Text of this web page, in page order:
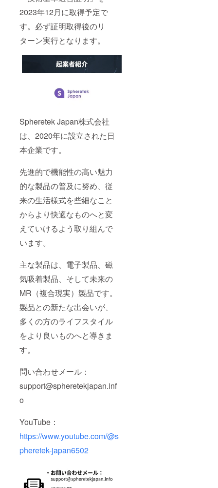
2023年12月に取得予定で
す。必ず証明取得後のリ
ターン実行となります。
Spheretek Japan株式会社
は、2020年に設立された日
本企業です。
先進的で機能性の高い魅力
的な製品の普及に努め、従
来の生活様式を些細なこと
からより快適なものへと変
えていけるよう取り組んで
います。
主な製品は、電子製品、磁
気吸着製品、そして未来の
MR（複合現実）製品です。
製品との新たな出会いが、
多くの方のライフスタイル
をより良いものへと導きま
す。
問い合わせメール：
support@spheretekjapan.inf
o
YouTube：
https://www.youtube.com/@s
pheretek-japan6502